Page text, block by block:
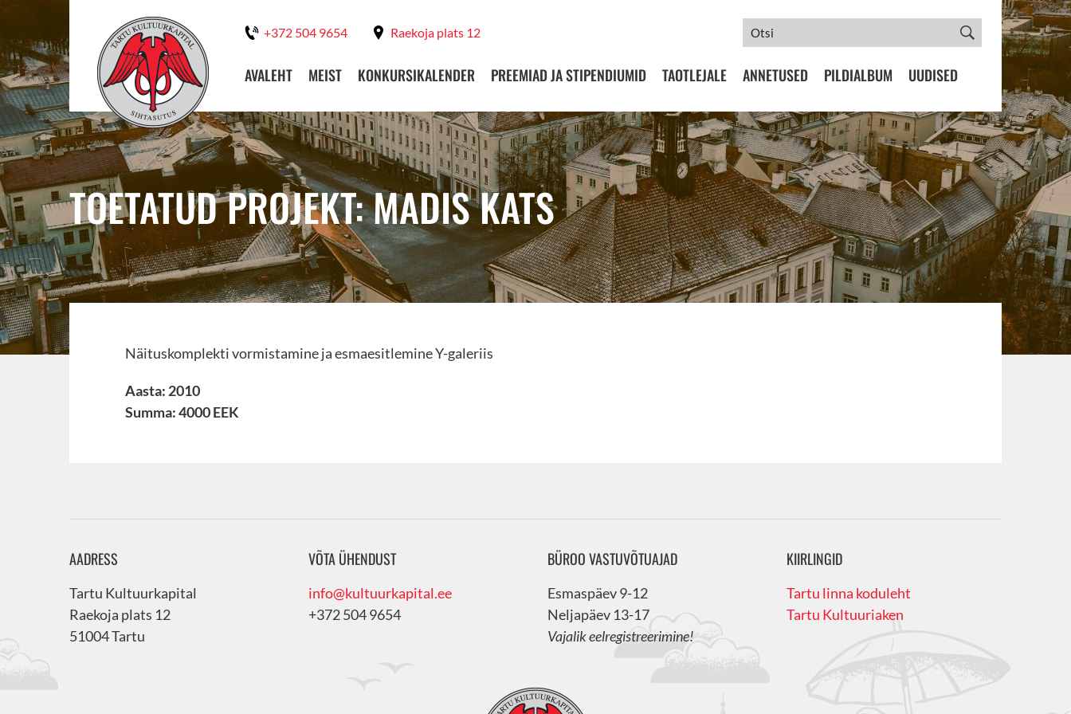
+372 504 9654 Raekoja plats 12
AVALEHT MEIST KONKURSIKALENDER PREEMIAD JA STIPENDIUMID TAOTLEJALE ANNETUSED PILDIALBUM UUDISED
TOETATUD PROJEKT: MADIS KATS
Näituskomplekti vormistamine ja esmaesitlemine Y-galeriis
Aasta: 2010
Summa: 4000 EEK
AADRESS
Tartu Kultuurkapital
Raekoja plats 12
51004 Tartu
VÕTA ÜHENDUST
info@kultuurkapital.ee
+372 504 9654
BÜROO VASTUVÕTUAJAD
Esmaspäev 9-12
Neljapäev 13-17
Vajalik eelregistreerimine!
KIIRLINGID
Tartu linna koduleht
Tartu Kultuuriaken